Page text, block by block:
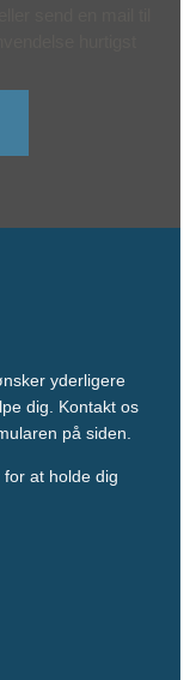
yderligere
dig. Kontakt os
på siden.
at holde dig